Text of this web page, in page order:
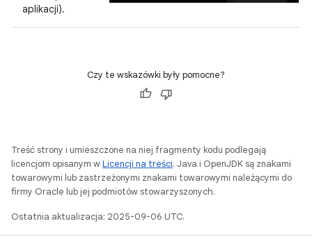
aplikacji).
Czy te wskazówki były pomocne?
Treść strony i umieszczone na niej fragmenty kodu podlegają
licencjom opisanym wLicencji na treści. Java i OpenJDK są znakami
towarowymi lub zastrzeżonymi znakami towarowymi należącymi do
firmy Oracle lub jej podmiotów stowarzyszonych.
Ostatnia aktualizacja: 2025-09-06 UTC.